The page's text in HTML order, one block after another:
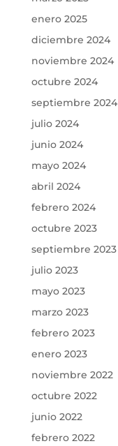
enero 2025
diciembre 2024
noviembre 2024
octubre 2024
septiembre 2024
julio 2024
junio 2024
mayo 2024
abril 2024
febrero 2024
octubre 2023
septiembre 2023
julio 2023
mayo 2023
marzo 2023
febrero 2023
enero 2023
noviembre 2022
octubre 2022
junio 2022
febrero 2022